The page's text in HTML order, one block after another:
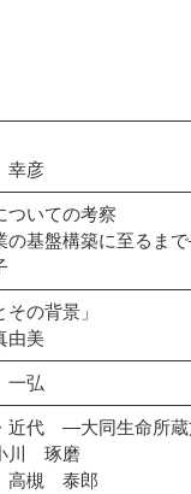
彦
ついての考察
基盤構築に至る
の背景」
美
弘
近代 ―大同生命所蔵
川 琢磨
高槻 泰郎